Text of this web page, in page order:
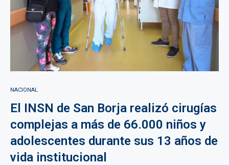
NACIONAL
El INSN de San Borja realizó cirugías
complejas a más de 66.000 niños y
adolescentes durante sus 13 años de
vida institucional